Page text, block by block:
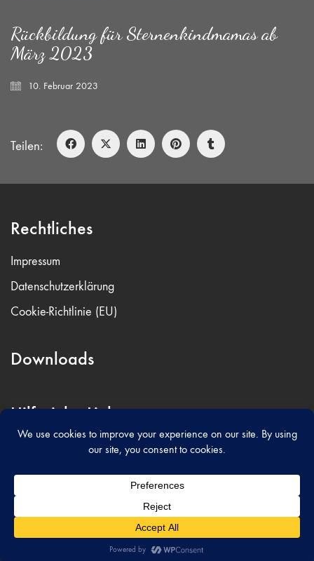
Rückbildung für Sternenkindmamas ab
März 2023
10. Februar 2023
Teilen:
Rechtliches
Impressum
Datenschutzerklärung
Cookie-Richtlinie (EU)
Downloads
Hilfreiche Links
© Sternenkinder Bodensee e.V.